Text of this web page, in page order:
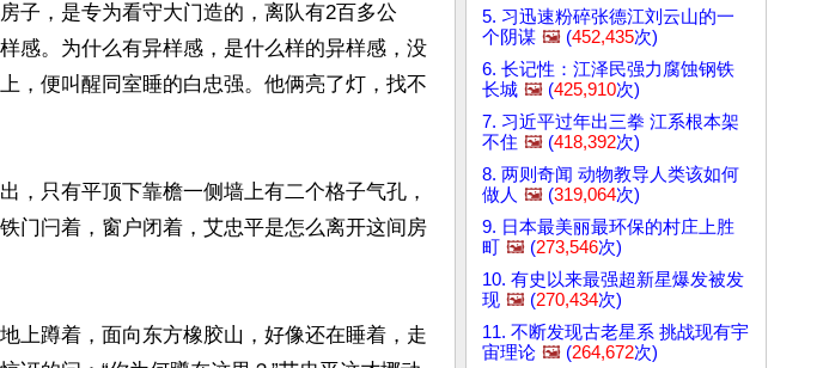
子，是专为看守大门造的，离队有2百多公
感。为什么有异样感，是什么样的异样感，没
，便叫醒同室睡的白忠强。他俩亮了灯，找不
，只有平顶下靠檐一侧墙上有二个格子气孔，
门闩着，窗户闭着，艾忠平是怎么离开这间房
上蹲着，面向东方橡胶山，好像还在睡着，走
5. 习迅速粉碎张德江刘云山的一
个阴谋 🖼️ (452,435次)
6. 长记性：江泽民强力腐蚀钢铁
长城 🖼️ (425,910次)
7. 习近平过年出三拳 江系根本架
不住 🖼️ (418,392次)
8. 两则奇闻 动物教导人类该如何
做人 🖼️ (319,064次)
9. 日本最美丽最环保的村庄上胜
町 🖼️ (273,546次)
10. 有史以来最强超新星爆发被发
现 🖼️ (270,434次)
11. 不断发现古老星系 挑战现有宇
宙理论 🖼️ (264,672次)